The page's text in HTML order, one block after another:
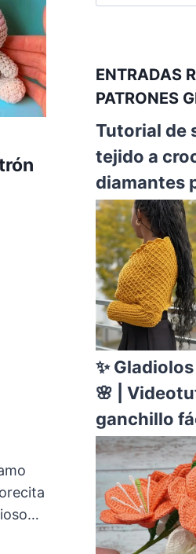
ENTRADAS
PATRONES
Tutorial de
tejido a
diamantes
✨
🌸 |
ganchillo